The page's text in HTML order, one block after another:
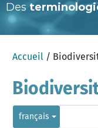
Des
Accueil /
français